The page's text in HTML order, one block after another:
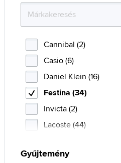
Cannibal (2)
Casio (6)
Daniel Klein (16)
Festina (34)
Invicta (2)
Lacoste (44)
S.Oliver (2)
Gyűjtemény